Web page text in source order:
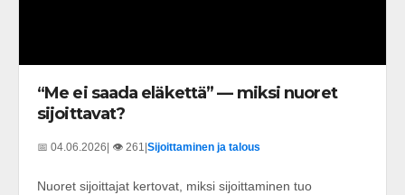
“Me ei saada eläkettä” — miksi nuoret
sijoittavat?
📅 04.06.2026 | 👁️ 261 Sijoittaminen ja talous
Nuoret sijoittajat kertovat, miksi sijoittaminen tuo